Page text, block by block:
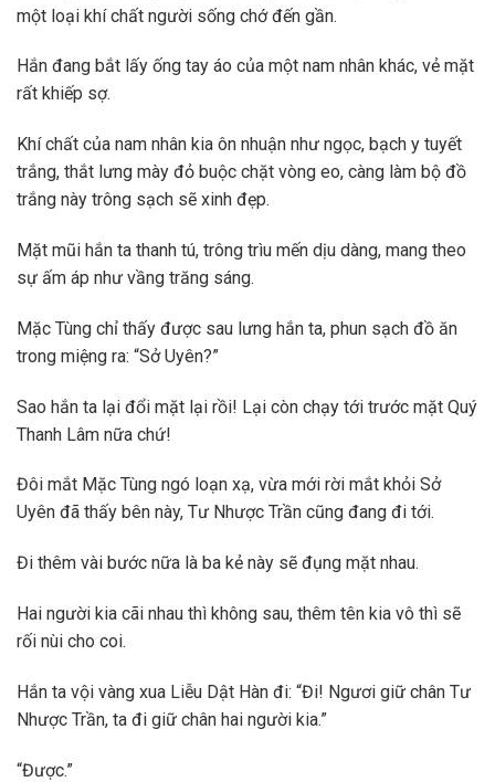
một loại khí chất người sống chớ đến gần.
Hắn đang bắt lấy ống tay áo của một nam nhân khác, vẻ mặt
rất khiếp sợ.
Khí chất của nam nhân kia ôn nhuận như ngọc, bạch y tuyết
trắng, thắt lưng mày đỏ buộc chặt vòng eo, càng làm bộ đồ
trắng này trông sạch sẽ xinh đẹp.
Mặt mũi hắn ta thanh tú, trông trìu mến dịu dàng, mang theo
sự ấm áp như vầng trăng sáng.
Mặc Tùng chỉ thấy được sau lưng hắn ta, phun sạch đồ ăn
trong miệng ra: “Sở Uyên?”
Sao hắn ta lại đổi mặt lại rồi! Lại còn chạy tới trước mặt Quý
Thanh Lâm nữa chứ!
Đôi mắt Mặc Tùng ngó loạn xạ, vừa mới rời mắt khỏi Sở
Uyên đã thấy bên này, Tư Nhược Trần cũng đang đi tới.
Đi thêm vài bước nữa là ba kẻ này sẽ đụng mặt nhau.
Hai người kia cãi nhau thì không sau, thêm tên kia vô thì sẽ
rối nùi cho coi.
Hắn ta vội vàng xua Liễu Dật Hàn đi: “Đi! Ngươi giữ chân Tư
Nhược Trần, ta đi giữ chân hai người kia.”
“Được.”